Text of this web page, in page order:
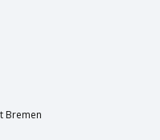
Bremen